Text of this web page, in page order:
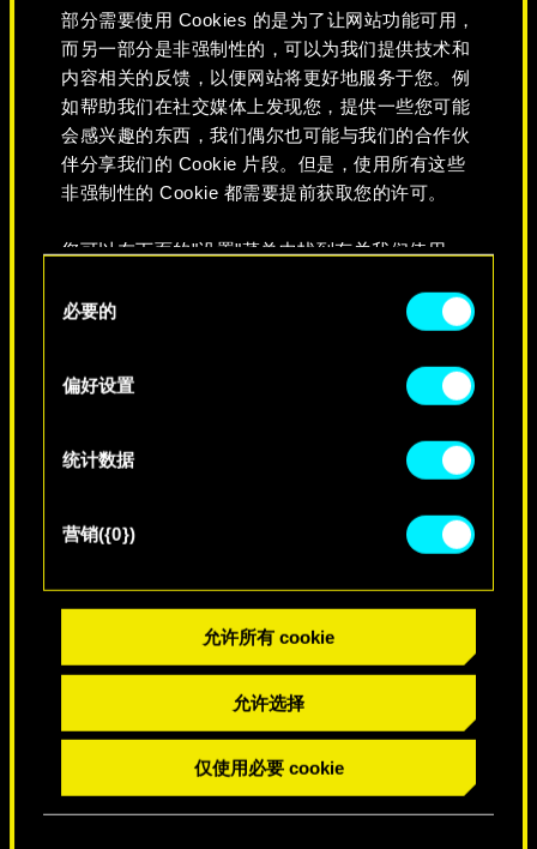
部分需要使用 Cookies 的是为了让网站功能可用，
而另一部分是非强制性的，可以为我们提供技术和
内容相关的反馈，以便网站将更好地服务于您。例
如帮助我们在社交媒体上发现您，提供一些您可能
会感兴趣的东西，我们偶尔也可能与我们的合作伙
伴分享我们的 Cookie 片段。但是，使用所有这些
非强制性的 Cookie 都需要提前获取您的许可。
您可以在下面的"设置"菜单中找到有关我们使用
好。一旦您了解了其中的内容并准备好继续，请点
必要的
偏好设置
统计数据
营销({0})
允许所有 cookie
允许选择
仅使用必要 cookie
永不消逝
特别生日祝福